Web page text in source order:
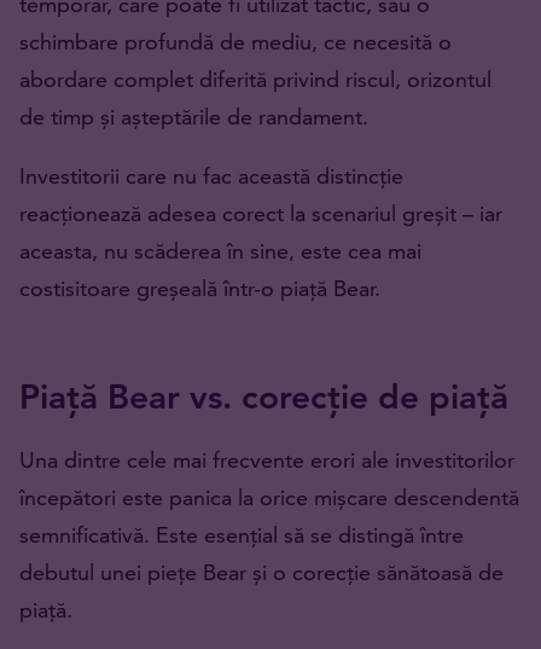
schimbare profundă de mediu, ce necesită o
abordare complet diferită privind riscul, orizontul
de timp și așteptările de randament.
Investitorii care nu fac această distincție
reacționează adesea corect la scenariul greșit – iar
aceasta, nu scăderea în sine, este cea mai
costisitoare greșeală într-o piață Bear.
Piață Bear vs. corecție de piață
Una dintre cele mai frecvente erori ale investitorilor
începători este panica la orice mișcare descendentă
semnificativă. Este esențial să se distingă între
debutul unei piețe Bear și o corecție sănătoasă de
piață.